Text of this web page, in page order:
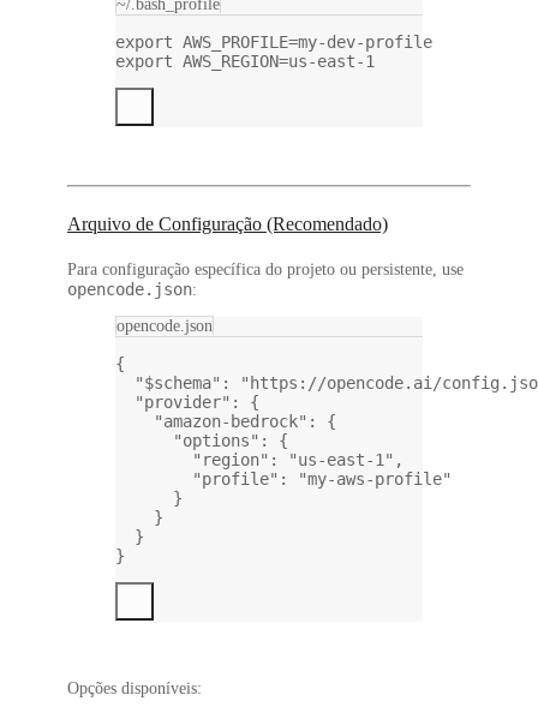
~/.bash_profile
export AWS_PROFILE=my-dev-profile
export AWS_REGION=us-east-1
Arquivo de Configuração (Recomendado)
Para configuração específica do projeto ou persistente, use
opencode.json:
opencode.json
{
"$schema" :
"https://opencode.ai/
"provider" : {
"amazon-bedrock" : {
"options" : {
"region" : "us-east-1" ,
"profile" :
"my-aws-profile"
}
}
}
}
Opções disponíveis: